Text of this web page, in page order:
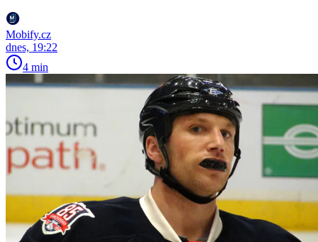
Mobify.cz
dnes, 19:22
4 min